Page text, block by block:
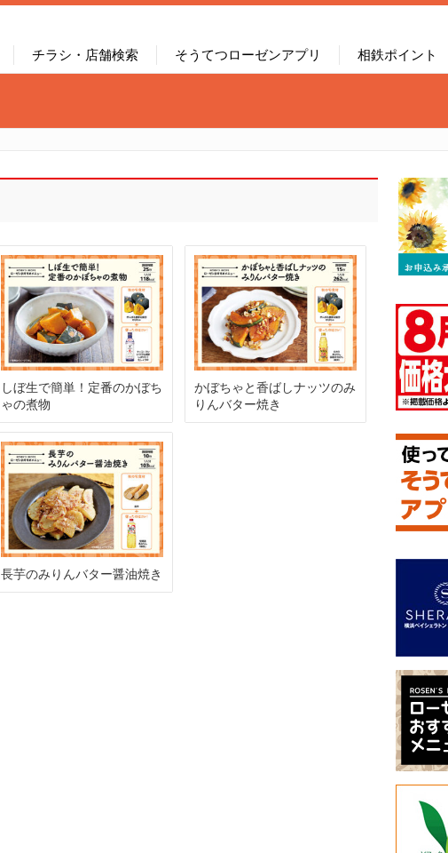
チラシ・店舗検索 そうてつローゼンアプリ 相鉄ポイント
しぼ生で簡単！定番のかぼち
ゃの煮物
かぼちゃと香ばしナッツのみ
りんバター焼き
長芋のみりんバター醤油焼き